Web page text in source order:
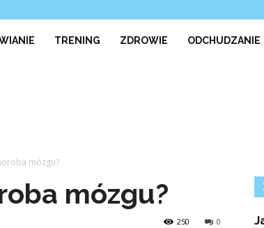
TRENING ZDROWIE ODCHUDZANIE
mózgu?
mózgu?
0
250